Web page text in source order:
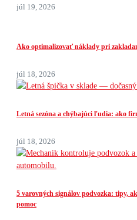
júl 19, 2026
Ako optimalizovať náklady pri
júl 18, 2026
Letná sezóna a chýbajúci ľudia: ako
júl 18, 2026
5 varovných signálov podvozka: tipy,
pomoc